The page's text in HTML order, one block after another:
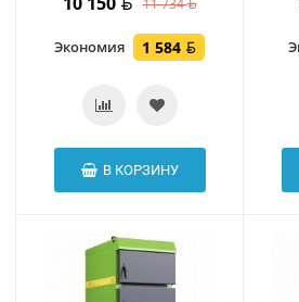
11 734
Экономия 1 584
В КОРЗИНУ